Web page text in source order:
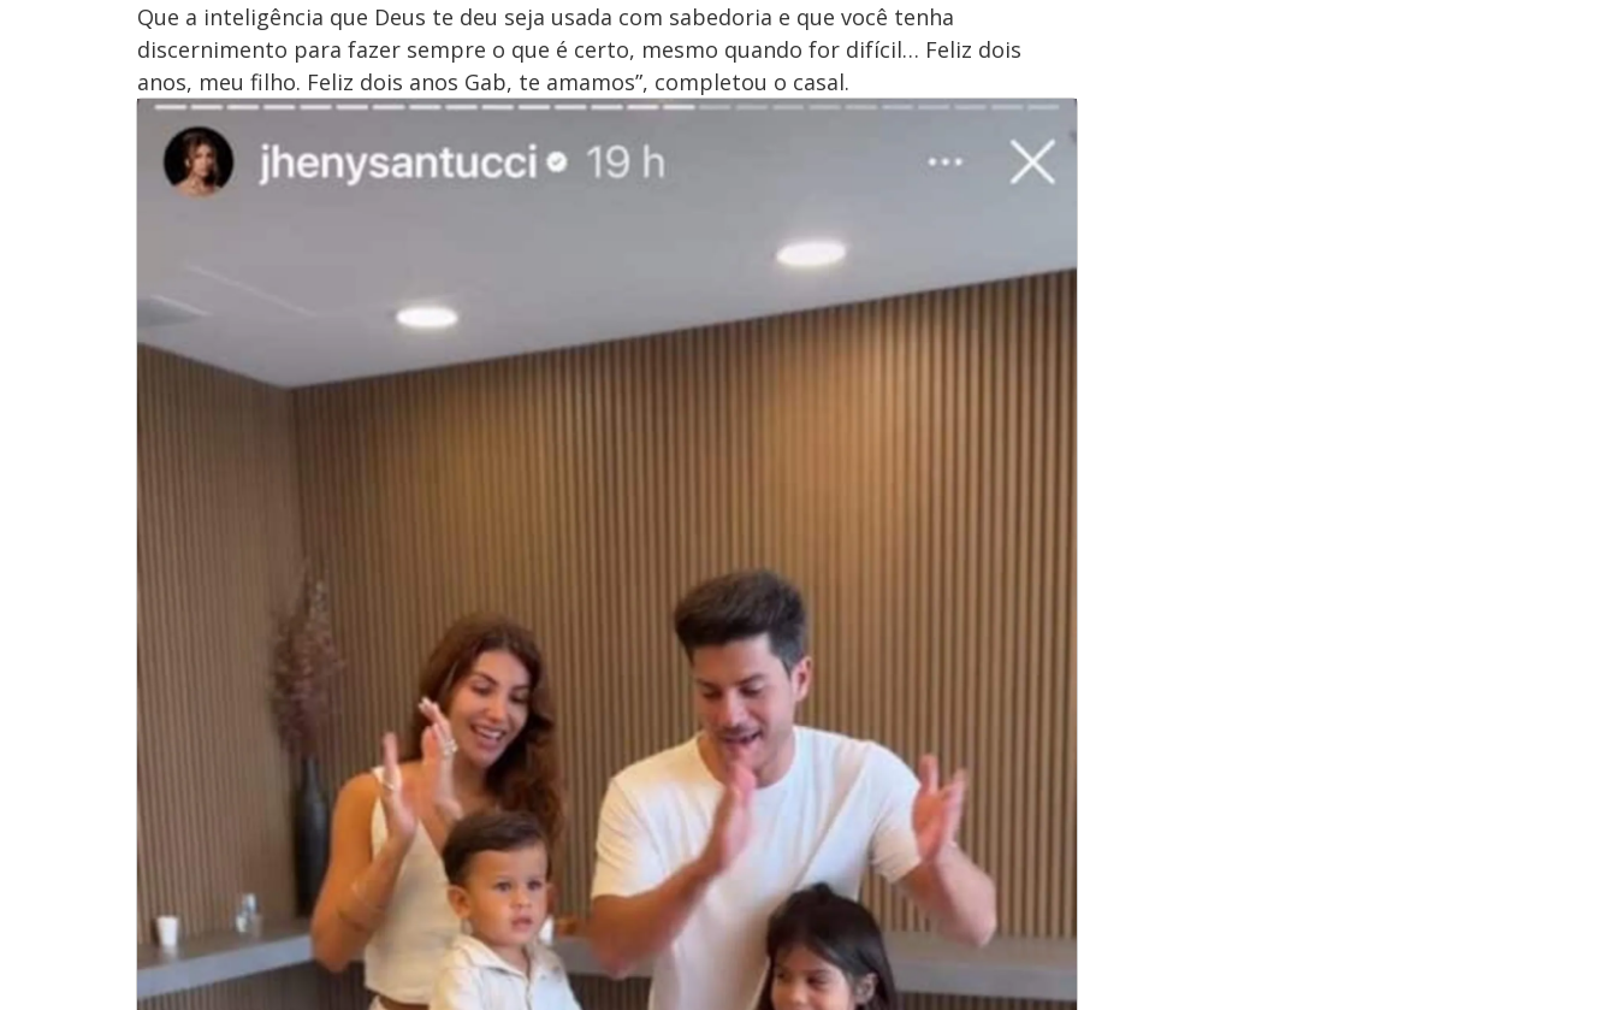
Que a inteligência que Deus te deu seja usada com sabedoria e que você tenha
discernimento para fazer sempre o que é certo, mesmo quando for difícil… Feliz dois
anos, meu filho. Feliz dois anos Gab, te amamos”, completou o casal.